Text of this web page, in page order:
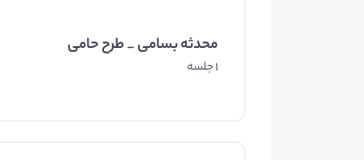
محدثه بسامی _ طرح حامی
1 جلسه